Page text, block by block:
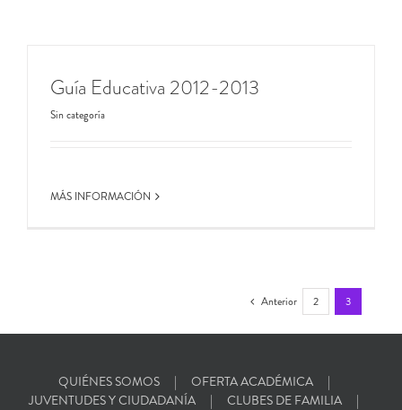
Guía Educativa 2012-2013
Sin categoría
MÁS INFORMACIÓN
Anterior 2 3
QUIÉNES SOMOS
OFERTA ACADÉMICA
JUVENTUDES Y CIUDADANÍA
CLUBES DE FAMILIA